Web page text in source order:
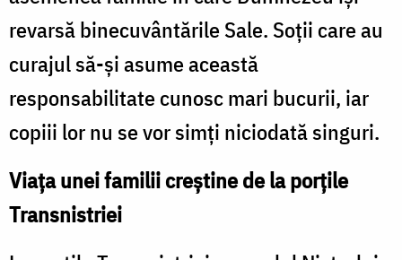
revarsă binecuvântările Sale. Soții care au
curajul să-și asume această
responsabilitate cunosc mari bucurii, iar
copiii lor nu se vor simți niciodată singuri.
Viața unei familii creștine de la porțile
Transnistriei